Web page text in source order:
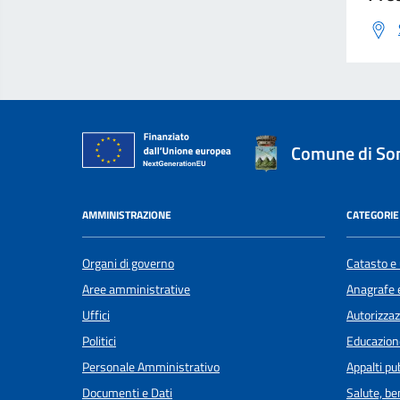
Comune di
AMMINISTRAZIONE
Organi di governo
Aree amministrative
Uffici
Politici
Personale Amministrativo
Documenti e Dati
Catasto
Anagrafe
Appalti
Salute,